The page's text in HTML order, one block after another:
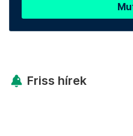
Friss hírek